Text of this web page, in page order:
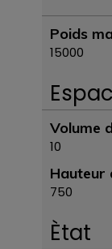
Poids
15000
Volume
10
Hauteur
750
Ètat